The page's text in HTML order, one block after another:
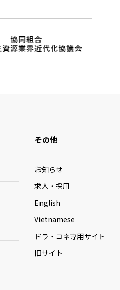
その他
お知らせ
求人・採用
English
Vietnamese
ドラ・コネ専用サイト
旧サイト